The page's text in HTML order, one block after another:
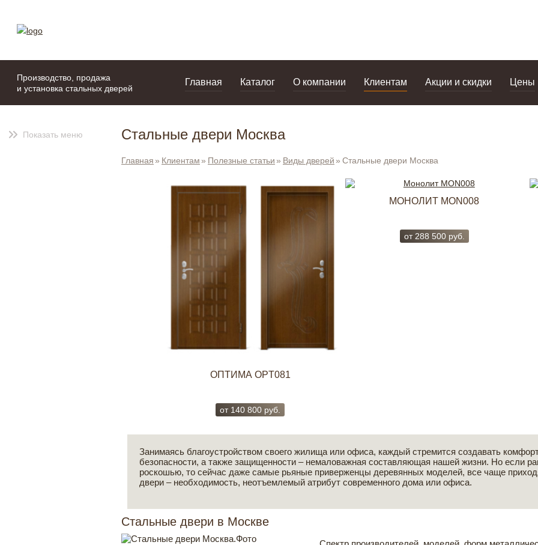
Производство, продажа
и установка стальных дверей
Главная Каталог О компании Клиентам Акции и скидки Цены
Показать меню Стальные двери Москва
Главная Клиентам Полезные статьи Виды дверей Стальные двери Москва
ОПТИМА OPT081
от 140 800 руб.
МОНОЛИТ MON008
от 288 500руб.
Занимаясь благоустройством своего жилища или офиса, каждый стремится создавать
безопасности, а также защищенности – немаловажная составляющая нашей жизни. Но если
роскошью, то сейчас даже самые рьяные приверженцы деревянных моделей, все чаще
двери – необходимость, неотъемлемый атрибут современного дома или офиса.
Стальные двери в Москве